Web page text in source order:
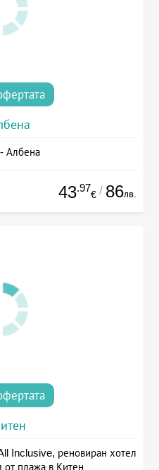
- Албена
43.97
€ / 86лв.
Inclusive, реновиран хотел
плажа в Китен